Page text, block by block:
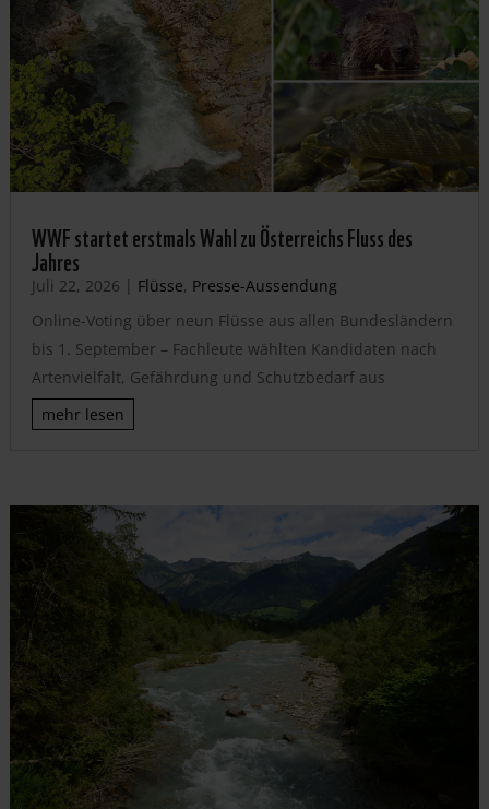
WWF startet erstmals Wahl zu Österreichs Fluss des
Jahres
Juli 22, 2026 | Flüsse, Presse-Aussendung
Online-Voting über neun Flüsse aus allen Bundesländern
bis 1. September – Fachleute wählten Kandidaten nach
Artenvielfalt, Gefährdung und Schutzbedarf aus
mehr lesen